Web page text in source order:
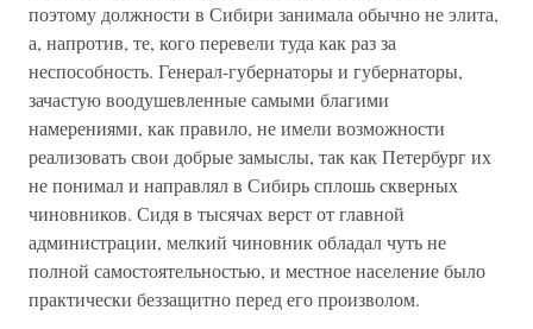
поэтому должности в Сибири занимала обычно не элита,
а, напротив, те, кого перевели туда как раз за
неспособность. Генерал-губернаторы и губернаторы,
зачастую воодушевленные самыми благими
намерениями, как правило, не имели возможности
реализовать свои добрые замыслы, так как Петербург их
не понимал и направлял в Сибирь сплошь скверных
чиновников. Сидя в тысячах верст от главной
администрации, мелкий чиновник обладал чуть не
полной самостоятельностью, и местное население было
практически беззащитно перед его произволом.